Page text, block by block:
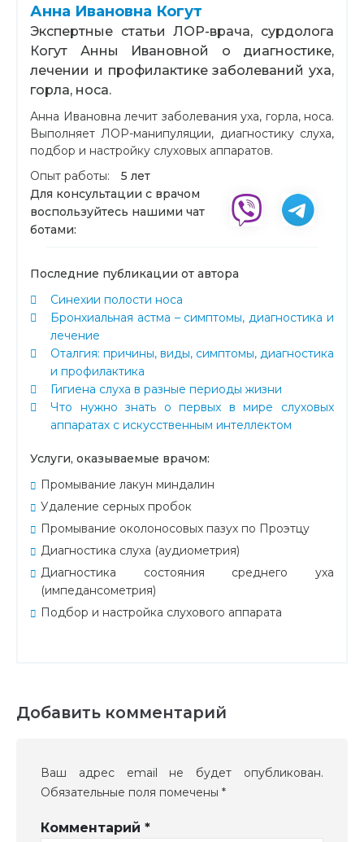
Анна Ивановна Когут
Экспертные статьи ЛОР-врача, сурдолога
Когут Анны Ивановной о диагностике,
лечении и профилактике заболеваний уха,
горла, носа.
Анна Ивановна лечит заболевания уха, горла, носа.
Выполняет ЛОР-манипуляции, диагностику слуха,
подбор и настройку слуховых аппаратов.
Опыт работы:
5 лет
Для консультации с врачом
воспользуйтесь нашими чат
ботами:
Последние публикации от автора
Синехии полости носа
Бронхиальная астма – симптомы, диагностика и
лечение
Оталгия: причины, виды, симптомы, диагностика
и профилактика
Гигиена слуха в разные периоды жизни
Что нужно знать о первых в мире слуховых
аппаратах с искусственным интеллектом
Услуги, оказываемые врачом:
Промывание лакун миндалин
Удаление серных пробок
Промывание околоносовых пазух по Проэтцу
Диагностика слуха (аудиометрия)
Диагностика состояния среднего уха
(импедансометрия)
Подбор и настройка слухового аппарата
Добавить комментарий
Ваш адрес email не будет опубликован.
Обязательные поля помечены *
Комментарий *